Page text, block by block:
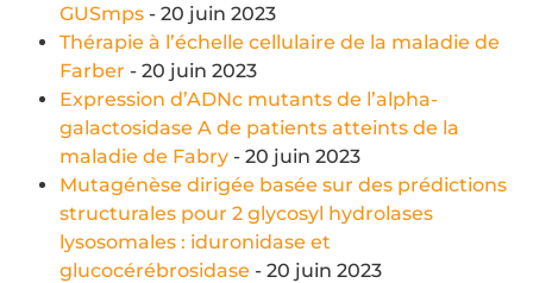
GUSmps - 20 juin 2023
Thérapie à l’échelle cellulaire de la maladie de
Farber - 20 juin 2023
Expression d’ADNc mutants de l’alpha-
galactosidase A de patients atteints de la
maladie de Fabry - 20 juin 2023
Mutagénèse dirigée basée sur des prédictions
structurales pour 2 glycosyl hydrolases
lysosomales : iduronidase et
glucocérébrosidase - 20 juin 2023